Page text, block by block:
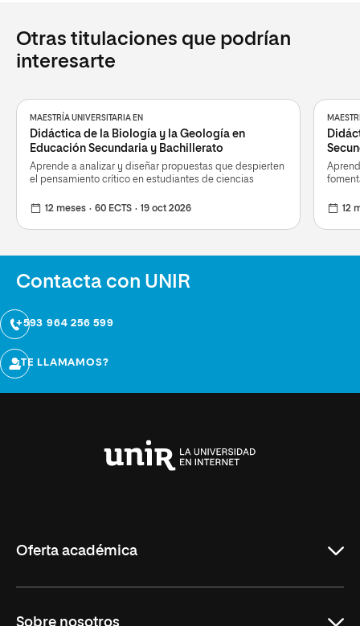
Otras titulaciones que podrían
interesarte
MAESTRÍA UNIVERSITARIA EN
Didáctica de la Biología y la Geología en
Educación Secundaria y Bachillerato
Aprende a analizar y diseñar propuestas que despierten
el pensamiento crítico en estudiantes de ciencias
12 meses 60 ECTS 19 oct 2026 12
Contacta con UNIR
+593 964 256 599
¿TE LLAMAMOS?
Oferta académica